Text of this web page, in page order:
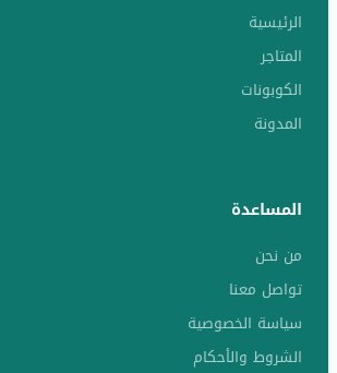
الرئيسية
المتاجر
الكوبونات
المدونة
المساعدة
من نحن
تواصل معنا
سياسة الخصوصية
الشروط والأحكام